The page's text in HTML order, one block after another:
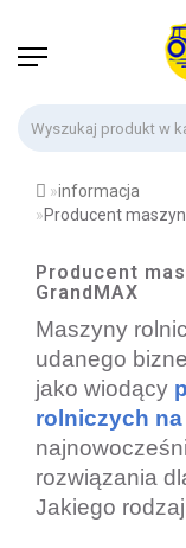
informacja
Producent
Producent
GrandMAX
Maszyny
udanego
jako wiodący
rolniczych
rozwiązania
Jakiego